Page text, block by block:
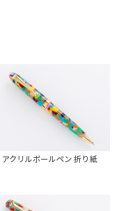
アクリルボールペン 折り紙